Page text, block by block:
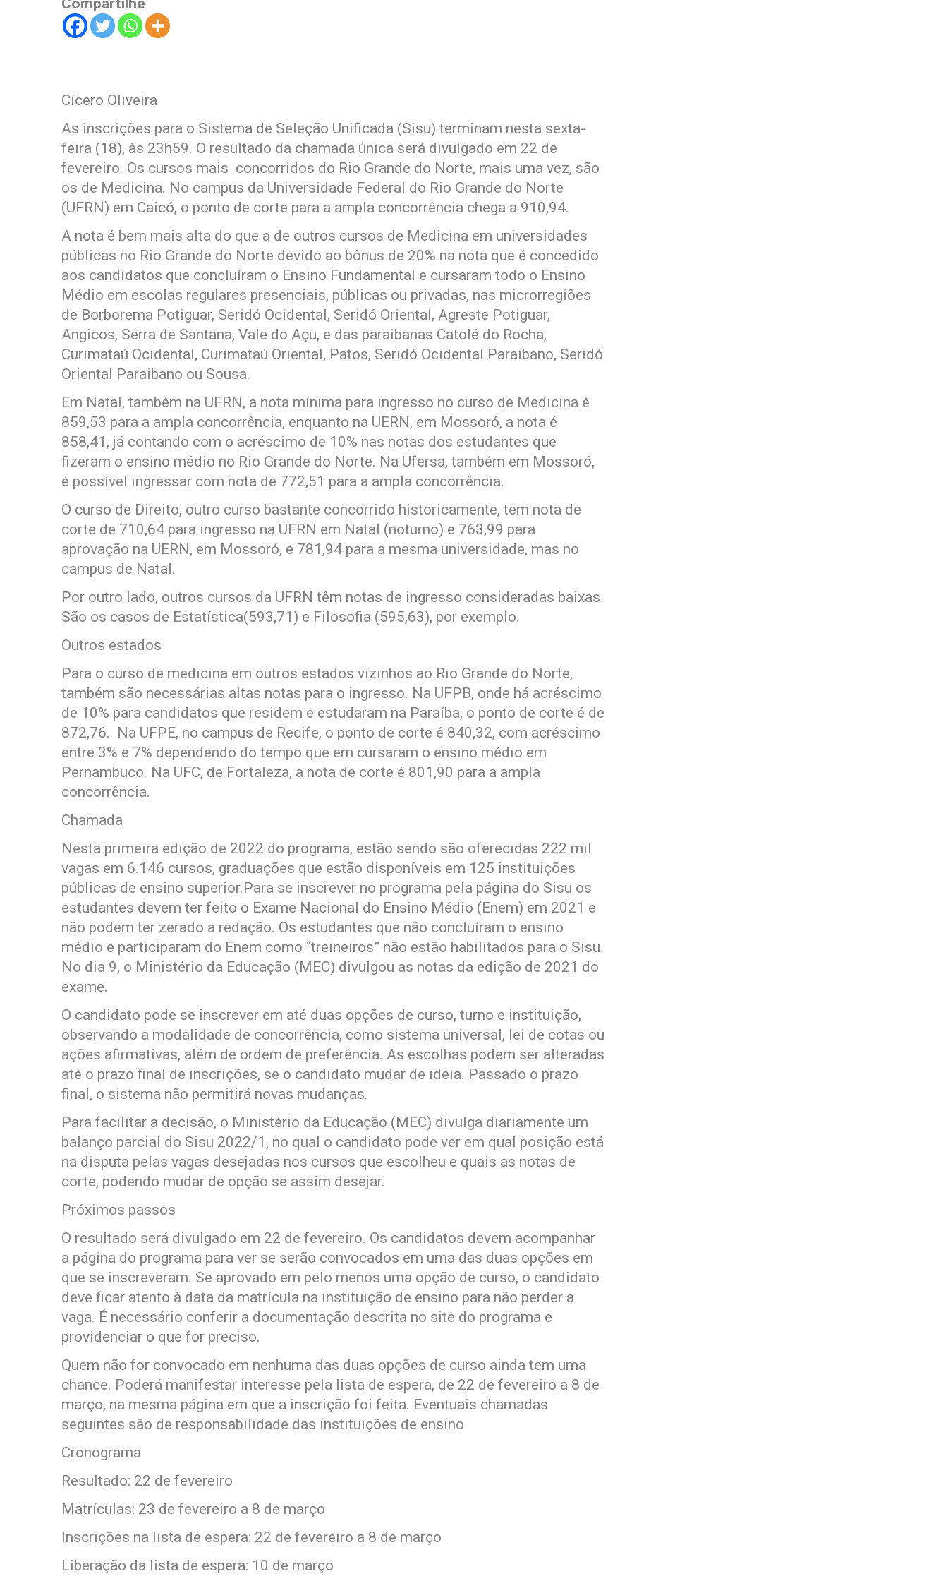
Compartilhe
Cícero Oliveira
As inscrições para o Sistema de Seleção Unificada (Sisu) terminam nesta sexta-
feira (18), às 23h59. O resultado da chamada única será divulgado em 22 de
fevereiro. Os cursos mais concorridos do Rio Grande do Norte, mais uma vez, são
os de Medicina. No campus da Universidade Federal do Rio Grande do Norte
(UFRN) em Caicó, o ponto de corte para a ampla concorrência chega a 910,94.
A nota é bem mais alta do que a de outros cursos de Medicina em universidades
públicas no Rio Grande do Norte devido ao bônus de 20% na nota que é concedido
aos candidatos que concluíram o Ensino Fundamental e cursaram todo o Ensino
Médio em escolas regulares presenciais, públicas ou privadas, nas microrregiões
de Borborema Potiguar, Seridó Ocidental, Seridó Oriental, Agreste Potiguar,
Angicos, Serra de Santana, Vale do Açu, e das paraibanas Catolé do Rocha,
Curimataú Ocidental, Curimataú Oriental, Patos, Seridó Ocidental Paraibano, Seridó
Oriental Paraibano ou Sousa.
Em Natal, também na UFRN, a nota mínima para ingresso no curso de Medicina é
859,53 para a ampla concorrência, enquanto na UERN, em Mossoró, a nota é
858,41, já contando com o acréscimo de 10% nas notas dos estudantes que
fizeram o ensino médio no Rio Grande do Norte. Na Ufersa, também em Mossoró,
é possível ingressar com nota de 772,51 para a ampla concorrência.
O curso de Direito, outro curso bastante concorrido historicamente, tem nota de
corte de 710,64 para ingresso na UFRN em Natal (noturno) e 763,99 para
aprovação na UERN, em Mossoró, e 781,94 para a mesma universidade, mas no
campus de Natal.
Por outro lado, outros cursos da UFRN têm notas de ingresso consideradas baixas.
São os casos de Estatística(593,71) e Filosofia (595,63), por exemplo.
Outros estados
Para o curso de medicina em outros estados vizinhos ao Rio Grande do Norte,
também são necessárias altas notas para o ingresso. Na UFPB, onde há acréscimo
de 10% para candidatos que residem e estudaram na Paraíba, o ponto de corte é de
872,76. Na UFPE, no campus de Recife, o ponto de corte é 840,32, com acréscimo
entre 3% e 7% dependendo do tempo que em cursaram o ensino médio em
Pernambuco. Na UFC, de Fortaleza, a nota de corte é 801,90 para a ampla
concorrência.
Chamada
Nesta primeira edição de 2022 do programa, estão sendo são oferecidas 222 mil
vagas em 6.146 cursos, graduações que estão disponíveis em 125 instituições
públicas de ensino superior.Para se inscrever no programa pela página do Sisu os
estudantes devem ter feito o Exame Nacional do Ensino Médio (Enem) em 2021 e
não podem ter zerado a redação. Os estudantes que não concluíram o ensino
médio e participaram do Enem como “treineiros” não estão habilitados para o Sisu.
No dia 9, o Ministério da Educação (MEC) divulgou as notas da edição de 2021 do
exame.
O candidato pode se inscrever em até duas opções de curso, turno e instituição,
observando a modalidade de concorrência, como sistema universal, lei de cotas ou
ações afirmativas, além de ordem de preferência. As escolhas podem ser alteradas
até o prazo final de inscrições, se o candidato mudar de ideia. Passado o prazo
final, o sistema não permitirá novas mudanças.
Para facilitar a decisão, o Ministério da Educação (MEC) divulga diariamente um
balanço parcial do Sisu 2022/1, no qual o candidato pode ver em qual posição está
na disputa pelas vagas desejadas nos cursos que escolheu e quais as notas de
corte, podendo mudar de opção se assim desejar.
Próximos passos
O resultado será divulgado em 22 de fevereiro. Os candidatos devem acompanhar
a página do programa para ver se serão convocados em uma das duas opções em
que se inscreveram. Se aprovado em pelo menos uma opção de curso, o candidato
deve ficar atento à data da matrícula na instituição de ensino para não perder a
vaga. É necessário conferir a documentação descrita no site do programa e
providenciar o que for preciso.
Quem não for convocado em nenhuma das duas opções de curso ainda tem uma
chance. Poderá manifestar interesse pela lista de espera, de 22 de fevereiro a 8 de
março, na mesma página em que a inscrição foi feita. Eventuais chamadas
seguintes são de responsabilidade das instituições de ensino
Cronograma
Resultado: 22 de fevereiro
Matrículas: 23 de fevereiro a 8 de março
Inscrições na lista de espera: 22 de fevereiro a 8 de março
Liberação da lista de espera: 10 de março